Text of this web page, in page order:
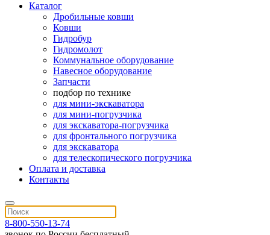
Каталог
Дробильные ковши
Ковши
Гидробур
Гидромолот
Коммунальное оборудование
Навесное оборудование
Запчасти
подбор по технике
для мини-экскаватора
для мини-погрузчика
для экскаватора-погрузчика
для фронтального погрузчика
для экскаватора
для телескопического погрузчика
Оплата и доставка
Контакты
8-800-550-13-74